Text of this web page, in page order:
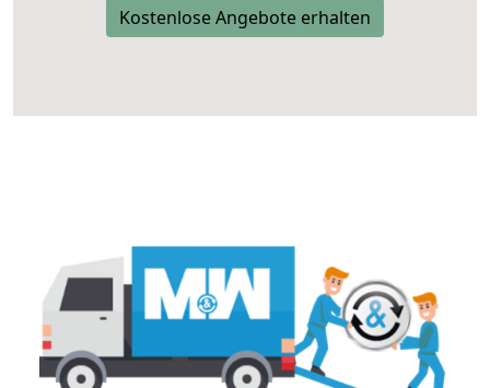
Kostenlose Angebote erhalten